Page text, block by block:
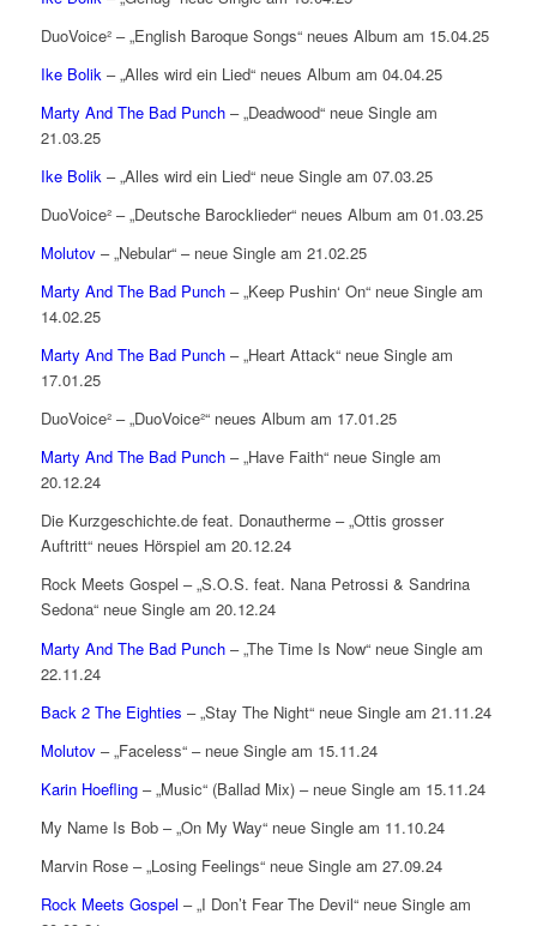
DuoVoice² – „English Baroque Songs“ neues Album am 15.04.25
Ike Bolik– „Alles wird ein Lied“ neues Album am 04.04.25
Marty And The Bad Punch– „Deadwood“ neue Single am
21.03.25
Ike Bolik– „Alles wird ein Lied“ neue Single am 07.03.25
DuoVoice² – „Deutsche Barocklieder“ neues Album am 01.03.25
Molutov – „Nebular“ – neue Single am 21.02.25
Marty And The Bad Punch– „Keep Pushin‘ On“ neue Single am
14.02.25
Marty And The Bad Punch– „Heart Attack“ neue Single am
17.01.25
DuoVoice² – „DuoVoice²“ neues Album am 17.01.25
Marty And The Bad Punch– „Have Faith“ neue Single am
20.12.24
Die Kurzgeschichte.de feat. Donautherme – „Ottis grosser
Auftritt“ neues Hörspiel am 20.12.24
Rock Meets Gospel – „S.O.S. feat. Nana Petrossi & Sandrina
Sedona“ neue Single am 20.12.24
Marty And The Bad Punch– „The Time Is Now“ neue Single am
22.11.24
Back 2 The Eighties – „Stay The Night“ neue Single am 21.11.24
Molutov – „Faceless“ – neue Single am 15.11.24
Karin Hoefling– „Music“ (Ballad Mix) – neue Single am 15.11.24
My Name Is Bob – „On My Way“ neue Single am 11.10.24
Marvin Rose – „Losing Feelings“ neue Single am 27.09.24
Rock Meets Gospel – „I Don’t Fear The Devil“ neue Single am